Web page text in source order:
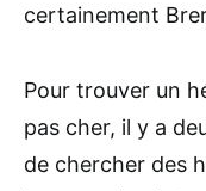
certainement
Pour trouver un
pas cher, il y a
de chercher des